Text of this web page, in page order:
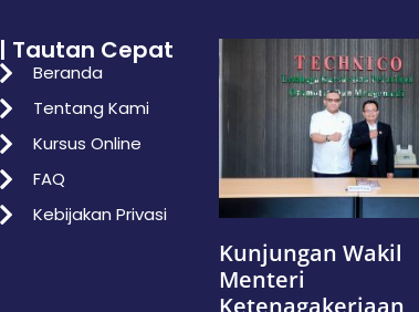
| Tautan Cepat
Beranda
Tentang Kami
Kursus Online
FAQ
Kebijakan Privasi
Kunjungan Wakil
Menteri
Ketenagakerjaan